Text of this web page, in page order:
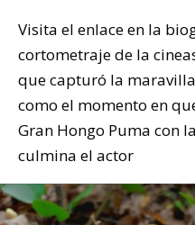
Visita el enlace en la
cortometraje de la
que capturó la
como el momento en
Gran Hongo Puma con
culmina el actor